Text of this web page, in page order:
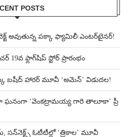
POSTS
అవుతున్న పక్కా ఫ్యామిలీ ఎంటర్‌టైనర్!
19వ ఫ్లాగ్‌షిప్ స్టోర్ ప్రారంభం
బషీద్‌ హారర్ మూవీ ‘అమెన్’ విడుదల!
ఘనంగా ‘వెంకట్రామయ్య గారి తాలూకా’ ప్రీ
ఓటీటీల్లో ‘త్రికాల’ మూవీ